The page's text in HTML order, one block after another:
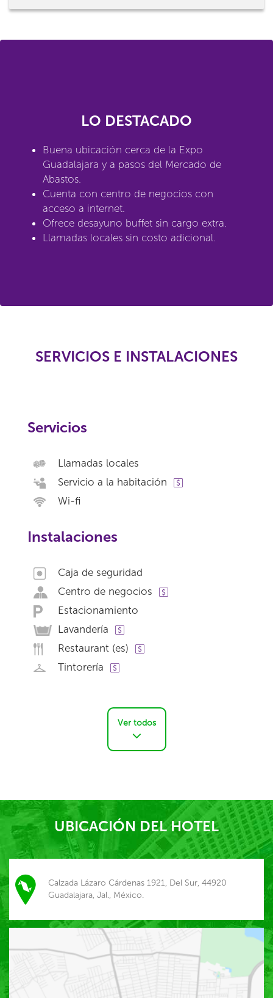
LO DESTACADO
Buena ubicación cerca de la Expo
Guadalajara y a pasos del Mercado de
Abastos.
Cuenta con centro de negocios con
acceso a internet.
Ofrece desayuno buffet sin cargo extra.
Llamadas locales sin costo adicional.
SERVICIOS E INSTALACIONES
Servicios
Llamadas locales
Servicio a la habitación
Wi-fi
Instalaciones
Caja de seguridad
Centro de negocios
Estacionamiento
Lavandería
Restaurant (es)
Tintorería
Ver todos
UBICACIÓN DEL HOTEL
Calzada Lázaro Cárdenas 1921, Del Sur, 44920
Guadalajara, Jal., México.